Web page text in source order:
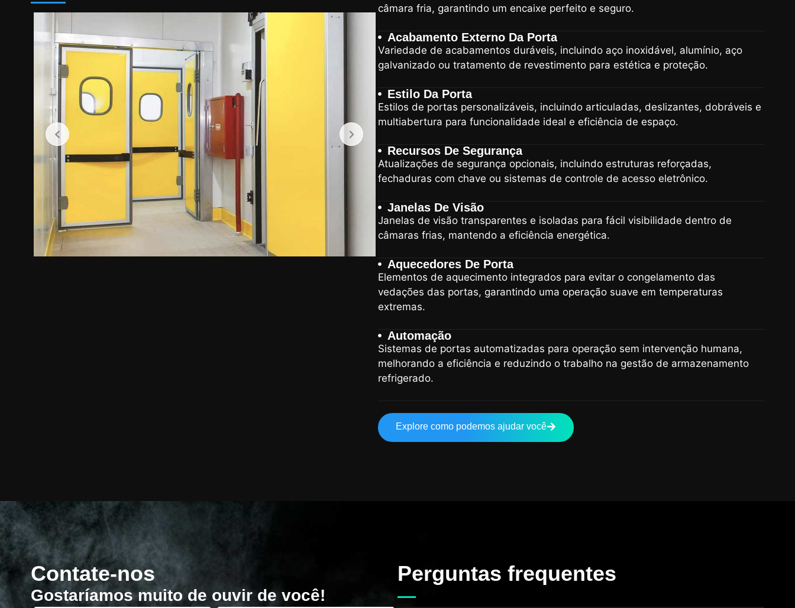
câmara fria, garantindo um encaixe perfeito e seguro.
Acabamento Externo Da Porta
Variedade de acabamentos duráveis, incluindo aço inoxidável, alumínio, aço
galvanizado ou tratamento de revestimento para estética e proteção.
Estilo Da Porta
Estilos de portas personalizáveis, incluindo articuladas, deslizantes, dobráveis ​​e
multiabertura para funcionalidade ideal e eficiência de espaço.
Recursos De Segurança
Atualizações de segurança opcionais, incluindo estruturas reforçadas,
fechaduras com chave ou sistemas de controle de acesso eletrônico.
Janelas De Visão
Janelas de visão transparentes e isoladas para fácil visibilidade dentro de
câmaras frias, mantendo a eficiência energética.
Aquecedores De Porta
Elementos de aquecimento integrados para evitar o congelamento das
vedações das portas, garantindo uma operação suave em temperaturas
extremas.
Automação
Sistemas de portas automatizadas para operação sem intervenção humana,
melhorando a eficiência e reduzindo o trabalho na gestão de armazenamento
refrigerado.
Explore como podemos ajudar você
Contate-nos
Gostaríamos muito de ouvir de você!
Perguntas frequentes